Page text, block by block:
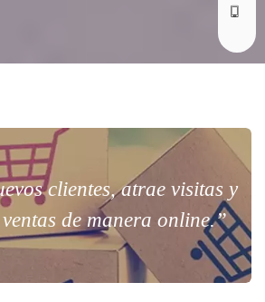
clientes, atrae visitas y
de manera online.”